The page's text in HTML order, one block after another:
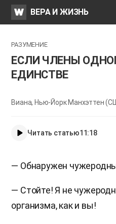
WATVВЕРА И ЖИЗНЬ
РАЗУМЕНИЕ
ЕСЛИ ЧЛЕНЫ
ЕДИНСТВЕ
Виана, Нью-Йорк Манхэттен
Читать статью11:18
— Обнаружен
— Стойте! Я не
организма, как и вы!